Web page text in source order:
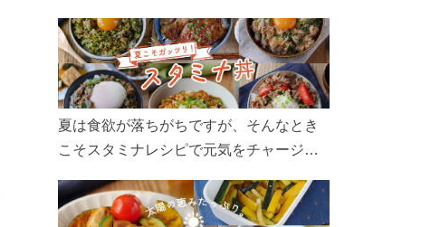
ん、製造現場や品質へのこだわりまで。
こめ油をもっと好きになるコンテンツを
ぜひお楽しみください。
夏は食欲が落ちがちですが、そんなとき
こそスタミナレシピで元気をチャージ！
リ食べて、夏バテを吹き飛ばしましょ
う！